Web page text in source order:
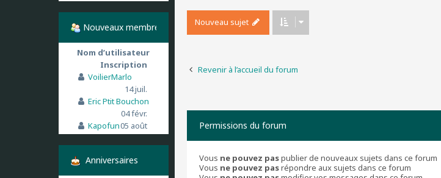
Nouveau sujet
Revenir à l’accueil du forum
Permissions du forum
Vous ne pouvez paspublier de nouveaux sujets dans ce forum
Vous ne pouvez pasrépondre aux sujets dans ce forum
Nouveaux membres
Nom d’utilisateur
Inscription
VoilierMarlo
14 juil.
Eric Ptit Bouchon
04 févr.
Kapofun05 août
Anniversaires